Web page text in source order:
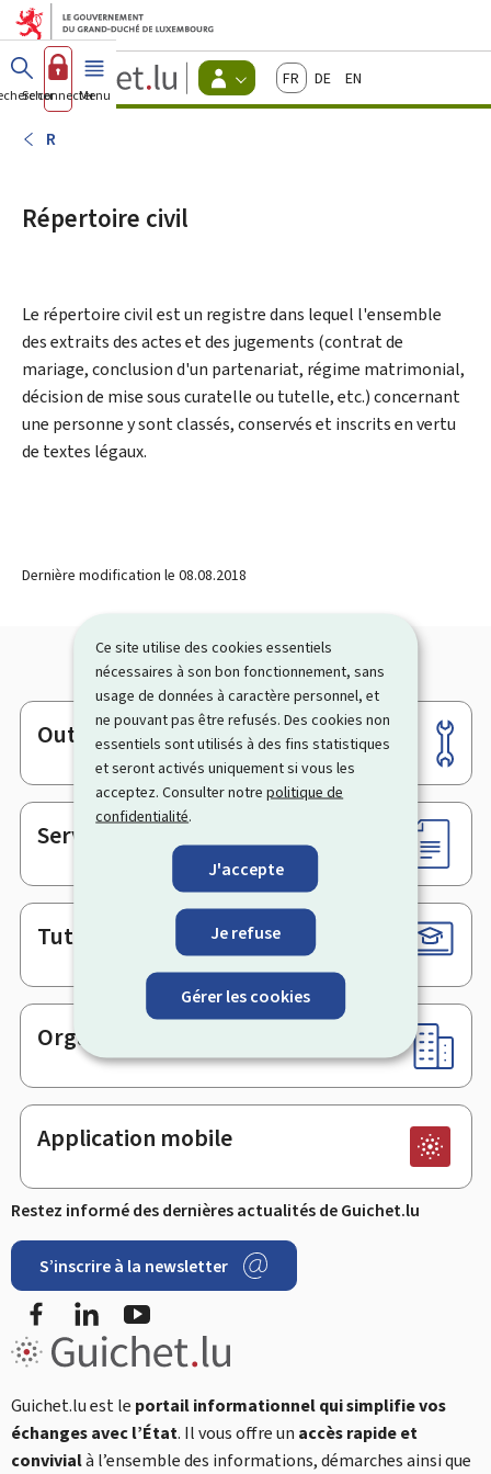
Ce site utilise des cookies essentiels
nécessaires à son bon fonctionnement, sans
usage de données à caractère personnel, et
ne pouvant pas être refusés. Des cookies non
essentiels sont utilisés à des fins statistiques
et seront activés uniquement si vous les
acceptez. Consulter notrepolitique de
confidentialité.
J'accepte
Je refuse
Gérer les cookies
Aller au menu principal
Aller au contenu
Guichet.lu
Changer
d'espace
FrançaisDeutschEnglish
Se connecterMenu principal
R
Répertoire civil
Le répertoire civil est un registre dans lequel l'ensemble
des extraits des actes et des jugements (contrat de
mariage, conclusion d'un partenariat, régime matrimonial,
décision de mise sous curatelle ou tutelle, etc.) concernant
une personne y sont classés, conservés et inscrits en vertu
de textes légaux.
Dernière modification le 08.08.2018
Pied
de
page
Outils
Services en ligne & Formulaires
Tutoriels
Organismes
Application mobile
Restez informé des dernières actualités de Guichet.lu
S’inscrire à la newsletter
FacebookLinkedIn
Guichet.lu est le portail informationnel qui simplifie vos
échanges avec l’État. Il vous offre un accès rapide et
convivialà l’ensemble des informations, démarches ainsi que